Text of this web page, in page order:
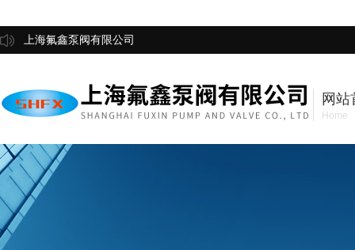
上海氟鑫泵阀有限公司
网站
Home